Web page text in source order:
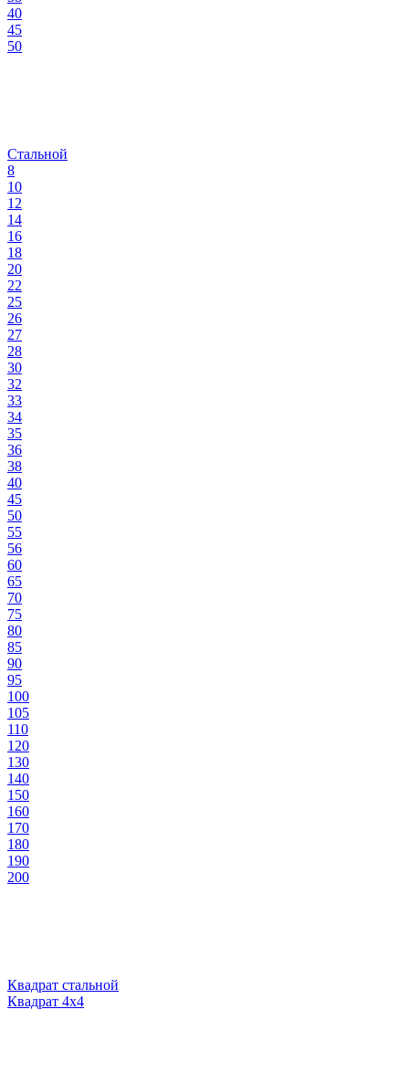
40
45
50
Стальной
8
10
12
14
16
18
20
22
25
26
27
28
30
32
33
34
35
36
38
40
45
50
55
56
60
65
70
75
80
85
90
95
100
105
110
120
130
140
150
160
170
180
190
200
Квадрат стальной
Квадрат 4х4